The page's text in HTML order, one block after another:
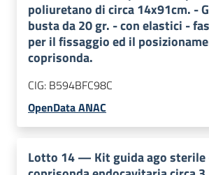
poliuretano di circa 14x91cm. -
busta da 20 gr. - con elastici -
per il fissaggio ed il
coprisonda.
CIG: B594BFC98C
OpenData ANAC
Lotto 14— Kit guida ago